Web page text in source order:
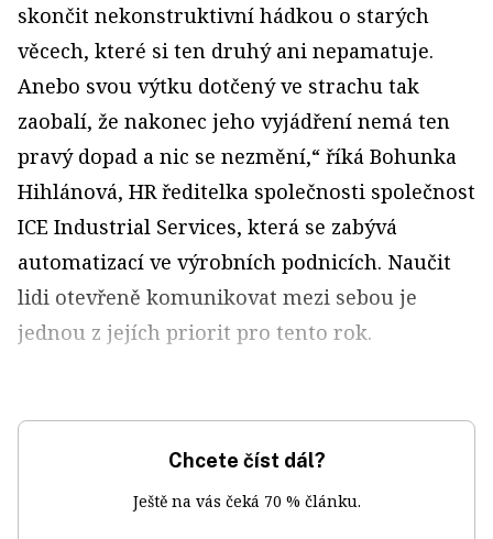
skončit nekonstruktivní hádkou o starých
věcech, které si ten druhý ani nepamatuje.
Anebo svou výtku dotčený ve strachu tak
zaobalí, že nakonec jeho vyjádření nemá ten
pravý dopad a nic se nezmění,“ říká Bohunka
Hihlánová, HR ředitelka společnosti společnost
ICE Industrial Services, která se zabývá
automatizací ve výrobních podnicích. Naučit
lidi otevřeně komunikovat mezi sebou je
jednou z jejích priorit pro tento rok.
Chcete číst dál?
Ještě na vás čeká 70 % článku.